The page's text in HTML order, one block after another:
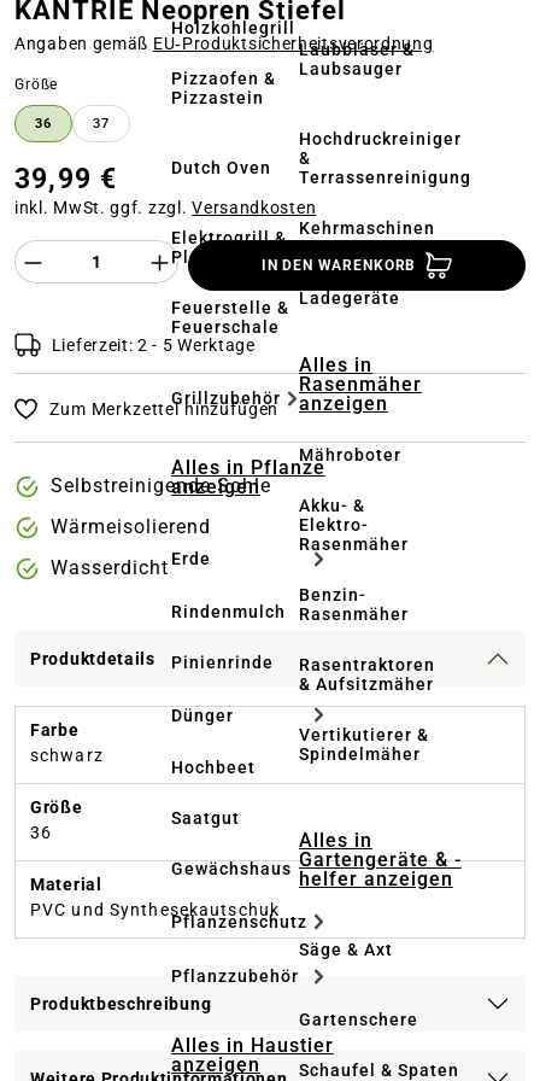
Holzkohlegrill
Pizzaofen &
Pizzastein
Dutch Oven
Elektrogrill &
Plancha
Feuerstelle &
Feuerschale
Grillzubehör
Alles in Pflanze
anzeigen
Erde
Rindenmulch
Pinienrinde
Dünger
Hochbeet
Saatgut
Gewächshaus
Pflanzenschutz
Pflanzzubehör
Alles in Haustier
anzeigen
Laubbläser &
Laubsauger
Hochdruckreiniger
&
Terrassenreinigung
Kehrmaschinen
Ladegeräte
Alles in
Rasenmäher
anzeigen
Mähroboter
Akku- &
Elektro-
Rasenmäher
Benzin-
Rasenmäher
Rasentraktoren
& Aufsitzmäher
Vertikutierer &
Spindelmäher
Alles in
Gartengeräte & -
helfer anzeigen
Säge & Axt
Gartenschere
Schaufel & Spaten
KANTRIE Neopren Stiefel
Angaben gemäß EU‑Produktsicherheitsverordnung
Größe
36 37
39,99 €
inkl. MwSt. ggf. zzgl.Versandkosten
Produkt Anzahl des Produktes
IN DEN WARENKORB
Lieferzeit: 2 - 5 Werktage
Zum Merkzettel hinzufügen
Selbstreinigende Sohle
Wärmeisolierend
Wasserdicht
Produktdetails
Farbe
schwarz
Größe
36
Material
PVC und Synthesekautschuk
Produktbeschreibung